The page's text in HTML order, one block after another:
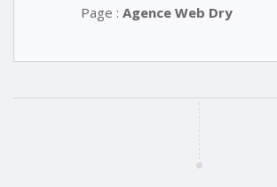
Page : Agence Web Dry